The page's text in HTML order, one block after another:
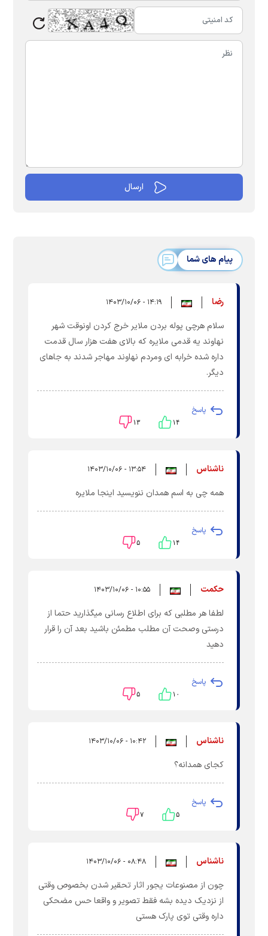
پیام های شما
رضا ۱۴:۱۹ - ۱۴۰۳/۱۰/۰۶
سلام هرچی پوله بردن ملایر خرج کردن اونوقت شهر
نهاوند یه قدمی ملایره که بالای هفت هزار سال قدمت
داره شده خرابه ای ومردم نهاوند مهاجر شدند به جاهای
دیگر.
پاسخ
۱۴ ۱۳
ناشناس ۱۳:۵۴ - ۱۴۰۳/۱۰/۰۶
همه چی به اسم همدان ننویسید اینجا ملایره
پاسخ
۱۴ ۵
حکمت ۱۰:۵۵ - ۱۴۰۳/۱۰/۰۶
لطفا هر مطلبی که برای اطلاع رسانی میگذارید حتما از
درستی وصحت آن مطلب مطمئن باشید بعد آن را قرار
دهید
پاسخ
۱۰ ۵
ناشناس ۱۰:۴۲ - ۱۴۰۳/۱۰/۰۶
کجای همدانه؟
پاسخ
۵ ۷
ناشناس ۰۸:۴۸ - ۱۴۰۳/۱۰/۰۶
چون از مصنوعات یجور اثار تحقیر شدن بخصوص وقتی
از نزدیک دیده بشه فقط تصویر و واقعا حس مضحکی
داره وقتی توی پارک هستی